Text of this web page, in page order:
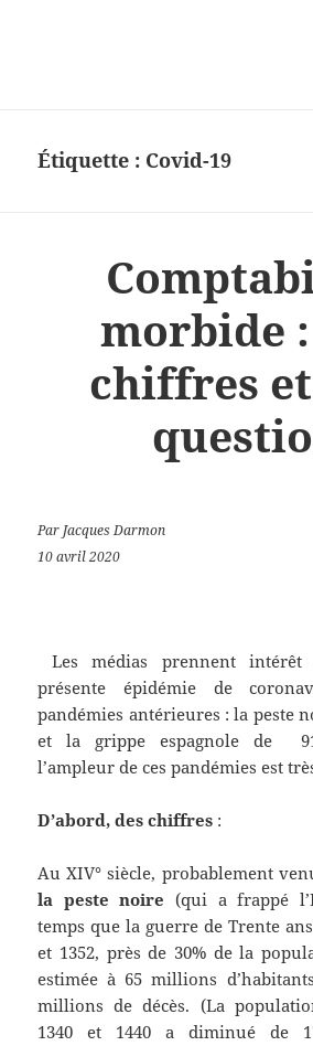
Étiquette : Covid-19
morbide
chiffres
Par Jacques Darmon
10 avril 2020
Les médias prennent
présente épidémie de
pandémies antérieures : la peste
et la grippe espagnole de
l’ampleur de ces pandémies est
D’abord, des chiffres :
Au XIV° siècle, probablement
la peste noire (qui a frappé
temps que la guerre de Trente
et 1352, près de 30% de la
estimée à 65 millions
millions de décès. (La
1340 et 1440 a diminué de